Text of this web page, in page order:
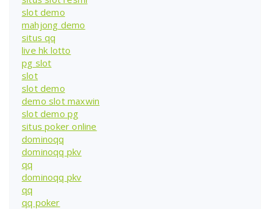
slot demo
mahjong demo
situs qq
live hk lotto
pg slot
slot
slot demo
demo slot maxwin
slot demo pg
situs poker online
dominoqq
dominoqq pkv
qq
dominoqq pkv
qq
qq poker